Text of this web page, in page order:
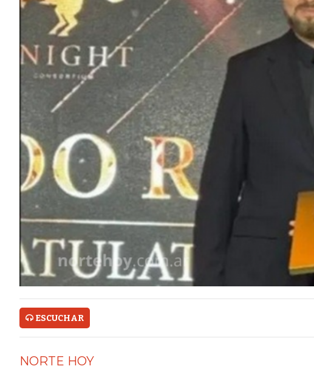
ULTIMAS NOTICIAS
TEMAS DESTACADOS
TECNOLOGÍA
SERVICIOS
PRONÓSTICO
HORÓSCOPO
QUÉ ES
CHANGUITO.COM.AR Y CÓMO
FUNCIONA: CREAR TIENDAS
ONLINE CON PEDIDOS POR
WHATSAPP
ARGENTINA:
PLATAFORMAS DE VENTA POR
ESCUCHAR
NORTE HOY